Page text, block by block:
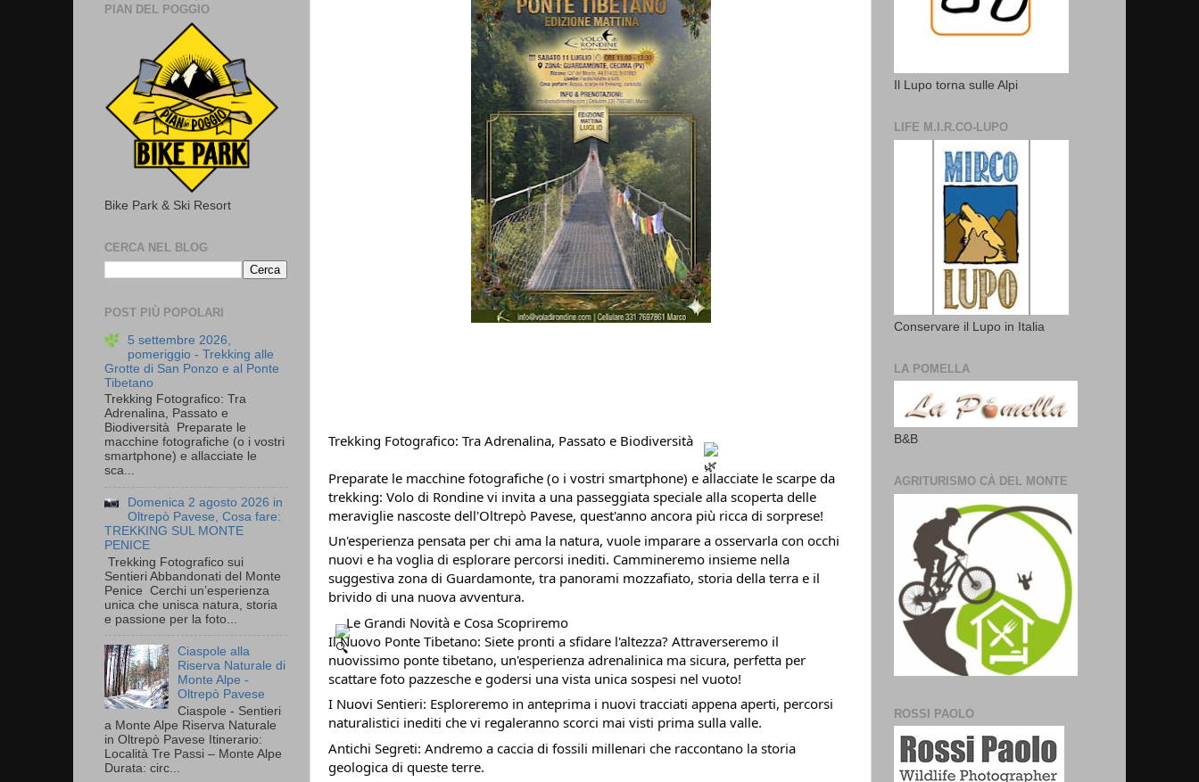
Trekking Fotografico: Tra Adrenalina, Passato e Biodiversità
Preparate le macchine fotografiche (o i vostri smartphone) e allacciate le scarpe da
trekking: Volo di Rondine vi invita a una passeggiata speciale alla scoperta delle
meraviglie nascoste dell'Oltrepò Pavese, quest'anno ancora più ricca di sorprese!
Un'esperienza pensata per chi ama la natura, vuole imparare a osservarla con occhi
nuovi e ha voglia di esplorare percorsi inediti. Cammineremo insieme nella
suggestiva zona di Guardamonte, tra panorami mozzafiato, storia della terra e il
brivido di una nuova avventura.
Le Grandi Novità e Cosa Scopriremo
Il Nuovo Ponte Tibetano: Siete pronti a sfidare l'altezza? Attraverseremo il
nuovissimo ponte tibetano, un'esperienza adrenalinica ma sicura, perfetta per
scattare foto pazzesche e godersi una vista unica sospesi nel vuoto!
I Nuovi Sentieri: Esploreremo in anteprima i nuovi tracciati appena aperti, percorsi
naturalistici inediti che vi regaleranno scorci mai visti prima sulla valle.
Antichi Segreti: Andremo a caccia di fossili millenari che raccontano la storia
geologica di queste terre.
PIAN DEL POGGIO
Bike Park & Ski Resort
CERCA NEL BLOG
POST PIÙ POPOLARI
5 settembre 2026,
pomeriggio - Trekking alle
Grotte di San Ponzo e al Ponte
Tibetano
Trekking Fotografico: Tra
Adrenalina, Passato e
Biodiversità Preparate le
macchine fotografiche (o i vostri
smartphone) e allacciate le
sca...
Domenica 2 agosto 2026 in
Oltrepò Pavese, Cosa fare:
TREKKING SUL MONTE
PENICE
Trekking Fotografico sui
Sentieri Abbandonati del Monte
Penice Cerchi un’esperienza
unica che unisca natura, storia
e passione per la foto...
Ciaspole alla
Riserva Naturale di
Monte Alpe -
Oltrepò Pavese
Ciaspole - Sentieri
a Monte Alpe Riserva Naturale
in Oltrepò Pavese Itinerario:
Località Tre Passi – Monte Alpe
Durata: circ...
Il Lupo torna sulle Alpi
LIFE M.I.R.CO-LUPO
Conservare il Lupo in Italia
LA POMELLA
B&B
AGRITURISMO CÀ DEL MONTE
ROSSI PAOLO